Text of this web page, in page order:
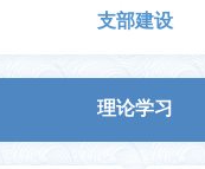
支部建设
理论学习